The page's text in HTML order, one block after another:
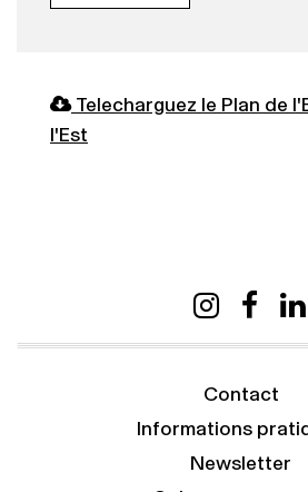
Telecharguez le Plan de
l'Est
Contact
Informations
Newsletter